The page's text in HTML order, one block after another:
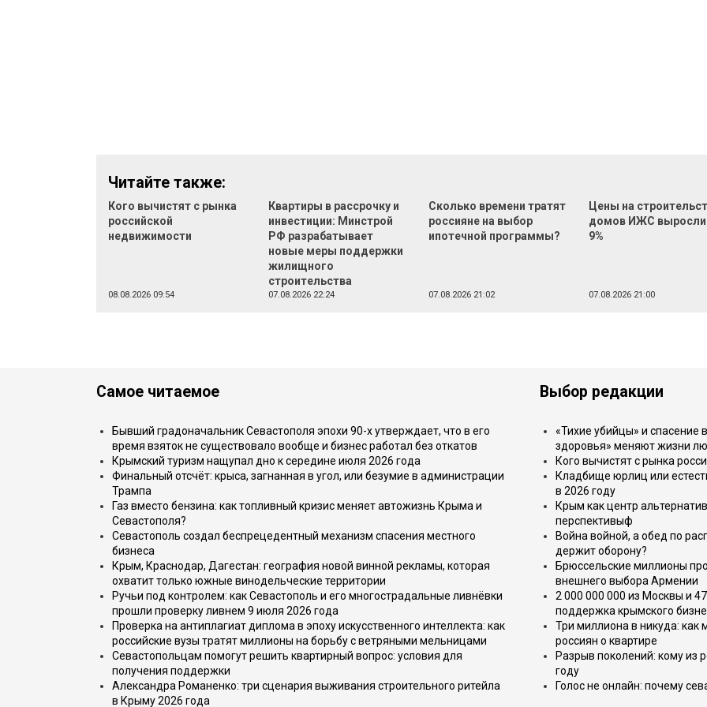
Читайте также:
Кого вычистят с рынка
российской
недвижимости
08.08.2026 09:54
Квартиры в рассрочку и
инвестиции: Минстрой
РФ разрабатывает
новые меры поддержки
жилищного
строительства
07.08.2026 22:24
Сколько времени тратят
россияне на выбор
ипотечной программы?
07.08.2026 21:02
Цены на
домов ИЖС выросли
9%
07.08.2026 21:00
Самое читаемое
Бывший градоначальник Севастополя эпохи 90-х утверждает, что в его
время взяток не существовало вообще и бизнес работал без откатов
Крымский туризм нащупал дно к середине июля 2026 года
Финальный отсчёт: крыса, загнанная в угол, или безумие в администрации
Трампа
Газ вместо бензина: как топливный кризис меняет автожизнь Крыма и
Севастополя?
Севастополь создал беспрецедентный механизм спасения местного
бизнеса
Крым, Краснодар, Дагестан: география новой винной рекламы, которая
охватит только южные винодельческие территории
Ручьи под контролем: как Севастополь и его многострадальные ливнёвки
прошли проверку ливнем 9 июля 2026 года
Проверка на антиплагиат диплома в эпоху искусственного интеллекта: как
российские вузы тратят миллионы на борьбу с ветряными мельницами
Севастопольцам помогут решить квартирный вопрос: условия для
получения поддержки
Александра Романенко: три сценария выживания строительного ритейла
в Крыму 2026 года
Выбор редакции
«Тихие убийцы» и спасение
здоровья» меняют жизни
Кого вычистят с рынка
Кладбище юрлиц или
в 2026 году
Крым как центр
перспективыф
Война войной, а обед по
держит оборону?
Брюссельские миллионы
внешнего выбора Армении
2 000 000 000 из Москвы и
поддержка крымского
Три миллиона в никуда:
россиян о квартире
Разрыв поколений: кому из
году
Голос не онлайн: почему